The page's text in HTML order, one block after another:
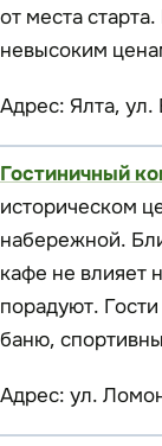
от места
невысоким
Адрес: Ялта, ул.
Гостиничный
историческом
набережной.
кафе не влияет
порадуют.
баню,
Адрес: ул.